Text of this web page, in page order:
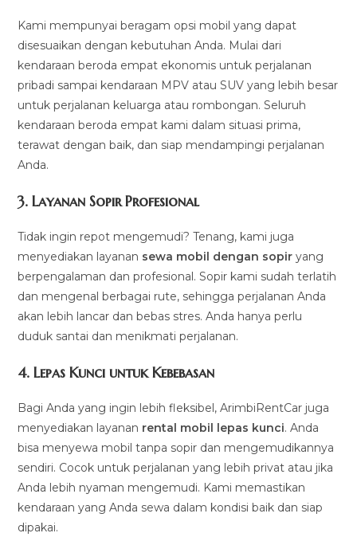
Kami mempunyai beragam opsi mobil yang dapat
disesuaikan dengan kebutuhan Anda. Mulai dari
kendaraan beroda empat ekonomis untuk perjalanan
pribadi sampai kendaraan MPV atau SUV yang lebih besar
untuk perjalanan keluarga atau rombongan. Seluruh
kendaraan beroda empat kami dalam situasi prima,
terawat dengan baik, dan siap mendampingi perjalanan
Anda.
3.Layanan Sopir Profesional
Tidak ingin repot mengemudi? Tenang, kami juga
menyediakan layanan sewa mobil dengan sopir yang
berpengalaman dan profesional. Sopir kami sudah terlatih
dan mengenal berbagai rute, sehingga perjalanan Anda
akan lebih lancar dan bebas stres. Anda hanya perlu
duduk santai dan menikmati perjalanan.
4.Lepas Kunci untuk Kebebasan
Bagi Anda yang ingin lebih fleksibel, ArimbiRentCar juga
menyediakan layanan rental mobil lepas kunci. Anda
bisa menyewa mobil tanpa sopir dan mengemudikannya
sendiri. Cocok untuk perjalanan yang lebih privat atau jika
Anda lebih nyaman mengemudi. Kami memastikan
kendaraan yang Anda sewa dalam kondisi baik dan siap
dipakai.